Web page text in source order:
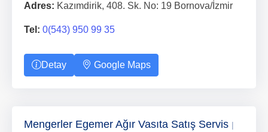
Adres: Kazımdirik, 408. Sk. No: 19 Bornova/İzmir
Tel: 0(543) 950 99 35
Detay Google Maps
Mengerler Egemer Ağır Vasıta Satış Servis |